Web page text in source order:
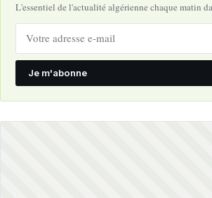
L'essentiel de l'actualité algérienne chaque matin
Je m'abonne